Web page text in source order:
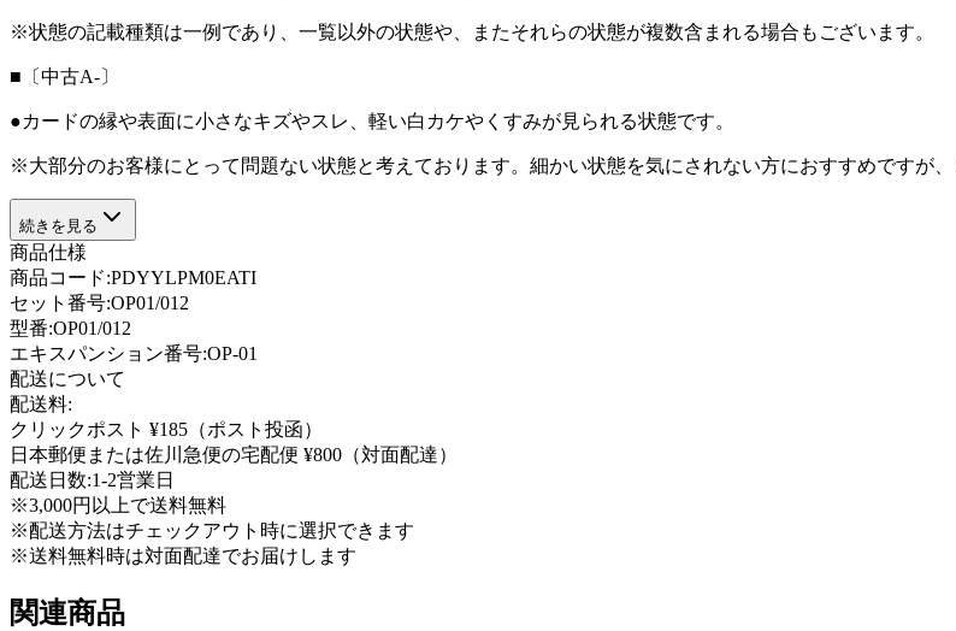
※状態の記載種類は一例であり、一覧以外の状態や、またそれらの状態が複数含まれる場合もございます。
■〔中古A-〕
●カードの縁や表面に小さなキズやスレ、軽い白カケやくすみが見られる状態です。
※大部分のお客様にとって問題ない状態と考えております。細かい状態を気にされない方におすすめですが
続きを見る
商品仕様
商品コード:PDYYLPM0EATI
セット番号:OP01/012
型番:OP01/012
エキスパンション番号:OP-01
配送について
配送料:
クリックポスト ¥185（ポスト投函）
日本郵便または佐川急便の宅配便 ¥800（対面配達）
配送日数:1-2営業日
※3,000円以上で送料無料
※配送方法はチェックアウト時に選択できます
※送料無料時は対面配達でお届けします
関連商品